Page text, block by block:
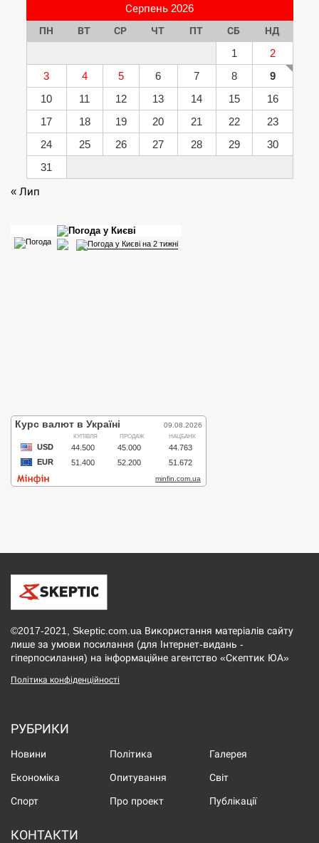
Серпень 2026
ПН ВТ СР ЧТ ПТ СБ НД
1
2
3
4 5 6 7 8
9
10
11 12 13 14 15
16
17
18 19 20 21 22
23
24
25 26 27 28 29
30
31
« Лип
©2017-2021, Skeptic.com.ua Використання матеріалів сайту
лише за умови посилання (для Інтернет-видань -
гіперпосилання) на інформаційне агентство «Скептик ЮА»
Політика конфіденційності
РУБРИКИ
Новини Політика Галерея
Економіка Опитування Світ
Спорт Про проект Публікації
КОНТАКТИ